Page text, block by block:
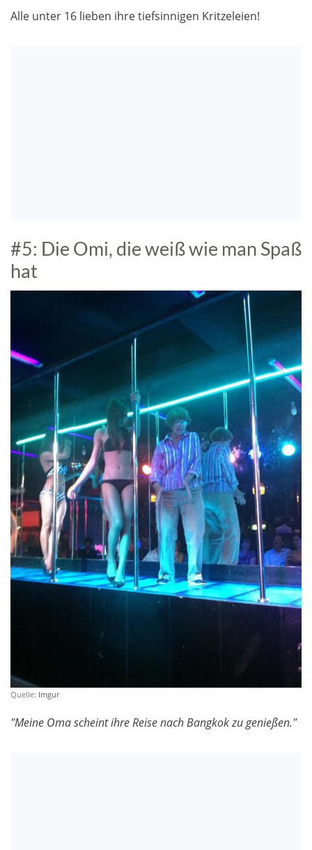
Alle unter 16 lieben ihre tiefsinnigen Kritzeleien!
#5: Die Omi, die weiß wie man Spaß
hat
Quelle: Imgur
"Meine Oma scheint ihre Reise nach Bangkok zu genießen."